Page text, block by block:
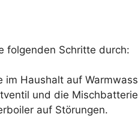
folgenden Schritte durch:
im Haushalt auf
und die
auf Störungen.